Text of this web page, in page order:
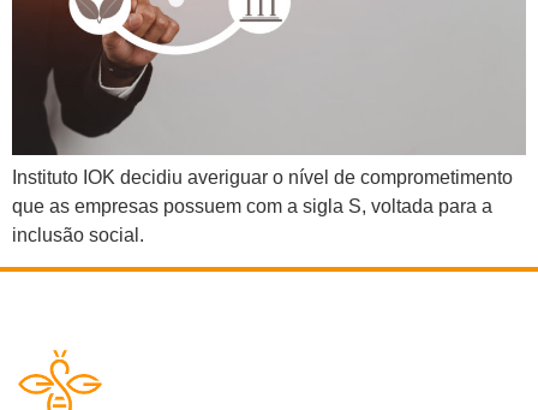
Instituto IOK decidiu averiguar o nível de comprometimento
que as empresas possuem com a sigla S, voltada para a
inclusão social.